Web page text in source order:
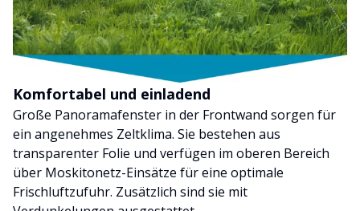
Komfortabel und einladend
Große Panoramafenster in der Frontwand sorgen für
ein angenehmes Zeltklima. Sie bestehen aus
transparenter Folie und verfügen im oberen Bereich
über Moskitonetz-Einsätze für eine optimale
Frischluftzufuhr. Zusätzlich sind sie mit